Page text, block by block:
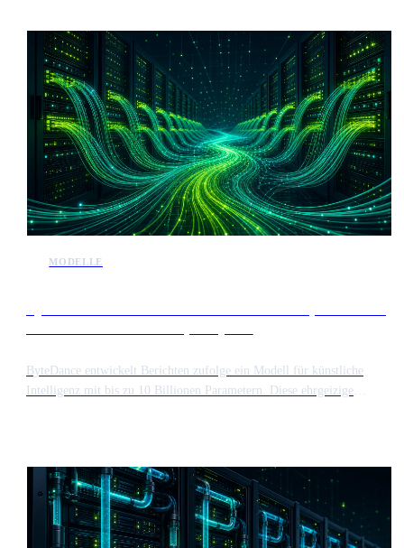
MODELLE
ByteDance entwickelt Berichten zufolge ein Modell für künstliche
Intelligenz mit bis zu 10 Billionen Parametern. Diese ehrgeizige